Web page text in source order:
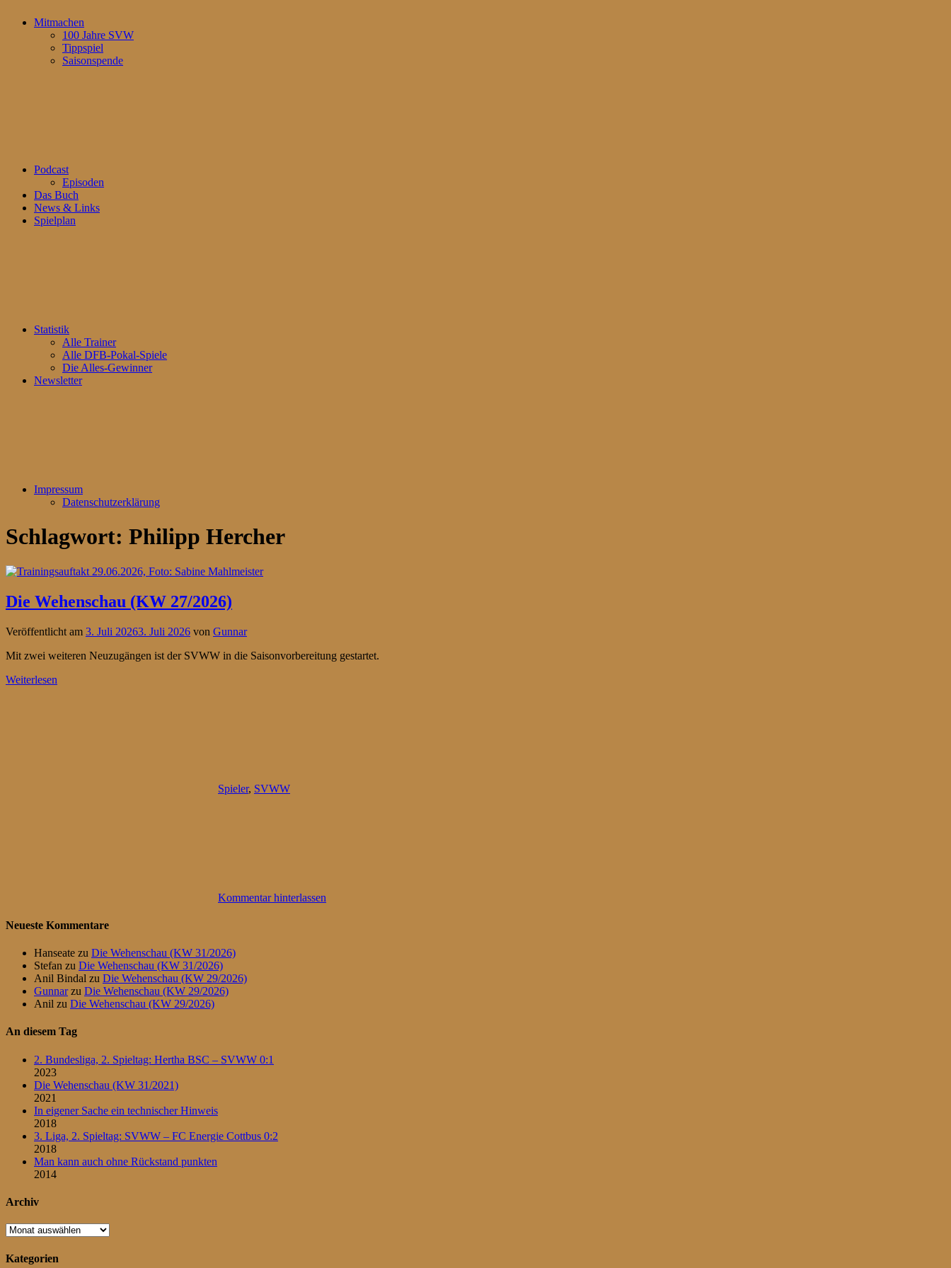
Mitmachen
100 Jahre SVW
Tippspiel
Saisonspende
Podcast
Episoden
Das Buch
News & Links
Spielplan
Statistik
Alle Trainer
Alle DFB-Pokal-Spiele
Die Alles-Gewinner
Newsletter
Impressum
Datenschutzerklärung
Schlagwort: Philipp Hercher
Die Wehenschau (KW 27/2026)
Veröffentlicht am 3. Juli 20263. Juli 2026 von Gunnar
Mit zwei weiteren Neuzugängen ist der SVWW in die Saisonvorbereitung gestartet.
Weiterlesen
Spieler, SVWW
Kommentar hinterlassen
Neueste Kommentare
Hanseate zu Die Wehenschau (KW 31/2026)
Stefan zu Die Wehenschau (KW 31/2026)
Anil Bindal zu Die Wehenschau (KW 29/2026)
Gunnarzu Die Wehenschau (KW 29/2026)
Anil zu Die Wehenschau (KW 29/2026)
An diesem Tag
2. Bundesliga, 2. Spieltag: Hertha BSC – SVWW 0:1
2023
Die Wehenschau (KW 31/2021)
2021
In eigener Sache ein technischer Hinweis
2018
3. Liga, 2. Spieltag: SVWW – FC Energie Cottbus 0:2
2018
Man kann auch ohne Rückstand punkten
2014
Archiv
Archiv
Kategorien